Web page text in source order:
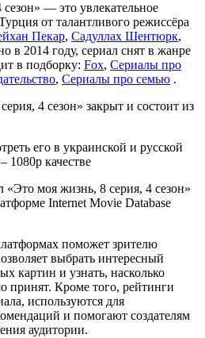
— это увлекательное
от талантливого режиссёра
Пекар, Садуллах Шентюрк,
в 2014 году, сериал снят в жанре
в подборку: Fox, Сериалы про
, Сериалы про семью .
4 сезон» закрыт и состоит из
его в украинской и русской
1080p качестве
«Это моя жизнь, 8 серия, 4 сезон»
Internet Movie Database
поможет зрителю
выбрать интересный
картин и узнать, насколько
принят. Кроме того, рейтинги
используются для
и помогают создателям
аудитории.